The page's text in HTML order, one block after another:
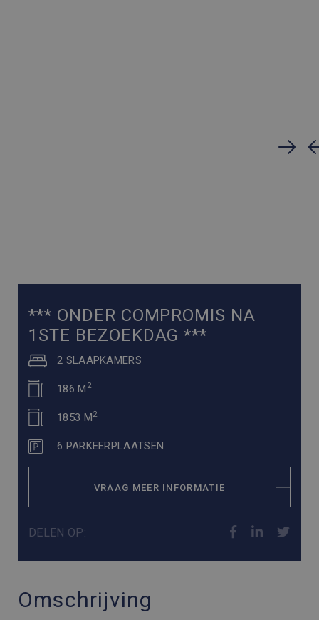
*** ONDER COMPROMIS NA
1STE BEZOEKDAG ***
2 SLAAPKAMERS
186 M 2
1853 M2
6 PARKEERPLAATSEN
VRAAG MEER INFORMATIE
DELEN OP:
Omschrijving